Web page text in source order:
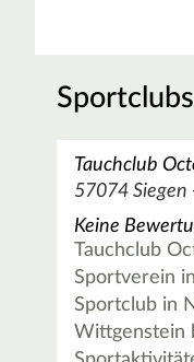
Tauchclub
57074 Siegen
Keine
Tauchclub
Sportverein
Sportclub in
Wittgenstein